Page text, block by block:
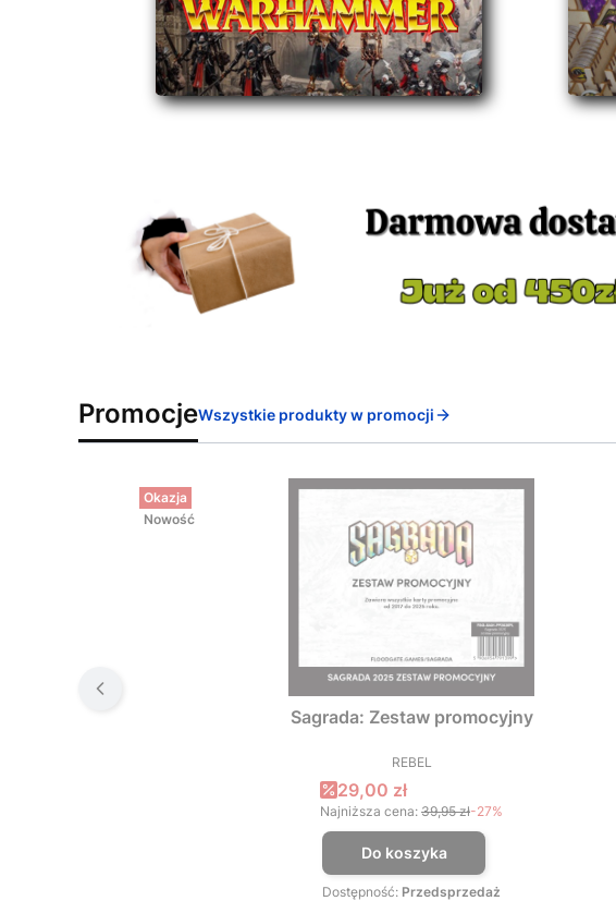
PromocjeWszystkie produkty w promocji
Okazja
Nowość
Sagrada: Zestaw promocyjny
PRODUCENT
REBEL
Cena promocyjna
29,00 zł
Najniższa cena: 39,95 zł-27%
Do koszyka
Dostępność: Przedsprzedaż